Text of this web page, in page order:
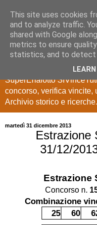
Estrazioni
Ultime estrazioni di Lotto,
SuperEnalotto
concorso, verifica vincite,
Archivio storico e ricerche.
martedì 31 dicembre 2013
Estrazione
31/12/
Estrazione
Concorso n.
Combinazione
25
60
This site uses cookies
and to analyze traffic.
shared with Google
metrics to ensure
statistics, and to detect